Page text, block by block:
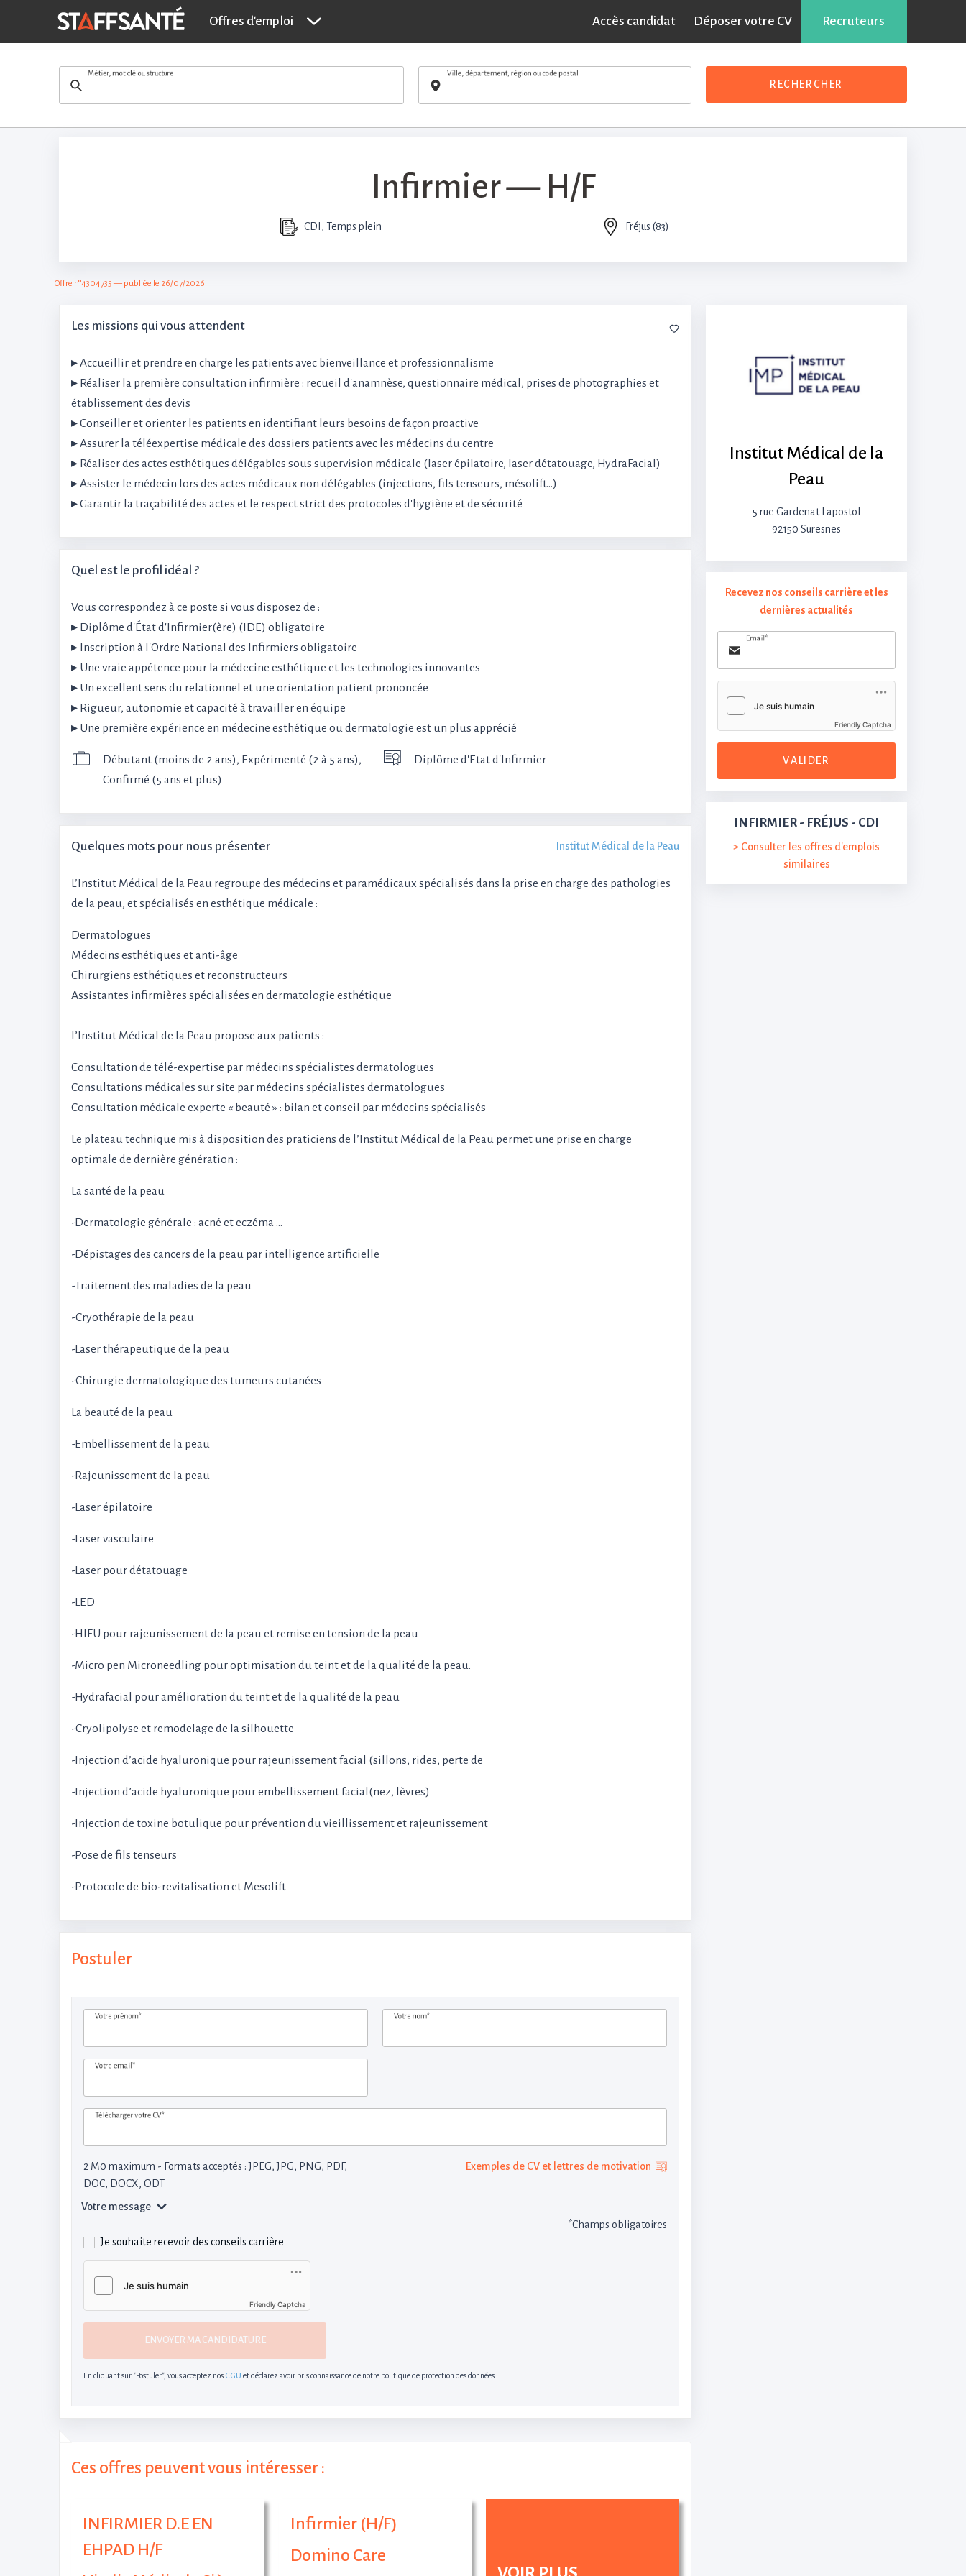
Offres d'emploi Accès candidat Déposer votre CV Recruteurs
Infirmier — H/F - Fréjus (83) POSTULER Partager sur :
Métier, mot clé ou structure Ville, département, région ou code postal
RECHERCHER
Infirmier — H/F
CDI, Temps plein Fréjus (83)
Offre n°4304735 — publiée le 26/07/2026
Les missions qui vous attendent
▸ Accueillir et prendre en charge les patients avec bienveillance et professionnalisme
▸ Réaliser la première consultation infirmière : recueil d'anamnèse, questionnaire médical, prises de photographies et
établissement des devis
▸ Conseiller et orienter les patients en identifiant leurs besoins de façon proactive
▸ Assurer la téléexpertise médicale des dossiers patients avec les médecins du centre
▸ Réaliser des actes esthétiques délégables sous supervision médicale (laser épilatoire, laser détatouage, HydraFacial)
▸ Assister le médecin lors des actes médicaux non délégables (injections, fils tenseurs, mésolift…)
▸ Garantir la traçabilité des actes et le respect strict des protocoles d'hygiène et de sécurité
Quel est le profil idéal ?
Vous correspondez à ce poste si vous disposez de :
▸ Diplôme d'État d'Infirmier(ère) (IDE) obligatoire
▸ Inscription à l'Ordre National des Infirmiers obligatoire
▸ Une vraie appétence pour la médecine esthétique et les technologies innovantes
▸ Un excellent sens du relationnel et une orientation patient prononcée
▸ Rigueur, autonomie et capacité à travailler en équipe
▸ Une première expérience en médecine esthétique ou dermatologie est un plus apprécié
Débutant (moins de 2 ans), Expérimenté (2 à 5 ans),
Confirmé (5 ans et plus)
Diplôme d'Etat d'Infirmier
Quelques mots pour nous présenter Institut Médical de la Peau
L’Institut Médical de la Peau regroupe des médecins et paramédicaux spécialisés dans la prise en charge des pathologies
de la peau, et spécialisés en esthétique médicale :
Dermatologues
Médecins esthétiques et anti-âge
Chirurgiens esthétiques et reconstructeurs
Assistantes infirmières spécialisées en dermatologie esthétique
L’Institut Médical de la Peau propose aux patients :
Consultation de télé-expertise par médecins spécialistes dermatologues
Consultations médicales sur site par médecins spécialistes dermatologues
Consultation médicale experte « beauté » : bilan et conseil par médecins spécialisés
Le plateau technique mis à disposition des praticiens de l’Institut Médical de la Peau permet une prise en charge
optimale de dernière génération :
La santé de la peau
-Dermatologie générale : acné et eczéma …
-Dépistages des cancers de la peau par intelligence artificielle
-Traitement des maladies de la peau
-Cryothérapie de la peau
-Laser thérapeutique de la peau
-Chirurgie dermatologique des tumeurs cutanées
La beauté de la peau
-Embellissement de la peau
-Rajeunissement de la peau
-Laser épilatoire
-Laser vasculaire
-Laser pour détatouage
-LED
-HIFU pour rajeunissement de la peau et remise en tension de la peau
-Micro pen Microneedling pour optimisation du teint et de la qualité de la peau.
-Hydrafacial pour amélioration du teint et de la qualité de la peau
-Cryolipolyse et remodelage de la silhouette
-Injection d’acide hyaluronique pour rajeunissement facial (sillons, rides, perte de
-Injection d’acide hyaluronique pour embellissement facial(nez, lèvres)
-Injection de toxine botulique pour prévention du vieillissement et rajeunissement
-Pose de fils tenseurs
-Protocole de bio-revitalisation et Mesolift
Postuler
Votre prénom* Votre nom*
Votre email*
Télécharger votre CV*
2 M0 maximum - Formats acceptés : JPEG, JPG, PNG, PDF,
DOC, DOCX, ODT
Exemples de CV et lettres de motivation
Votre message
*Champs obligatoires
Je souhaite recevoir des conseils carrière
Friendly Captcha
ENVOYER MA CANDIDATURE
En cliquant sur "Postuler", vous acceptez nos CGU et déclarez avoir pris connaissance de notre politique de protection des données.
Ces offres peuvent vous intéresser :
INFIRMIER D.E EN
EHPAD H/F
Infirmier (H/F)
Domino Care
Institut Médical de la
Peau
5 rue Gardenat Lapostol
92150 Suresnes
Recevez nos conseils carrière et les
dernières actualités
Email*
Friendly Captcha
VALIDER
INFIRMIER - FRÉJUS - CDI
> Consulter les offres d'emplois
similaires